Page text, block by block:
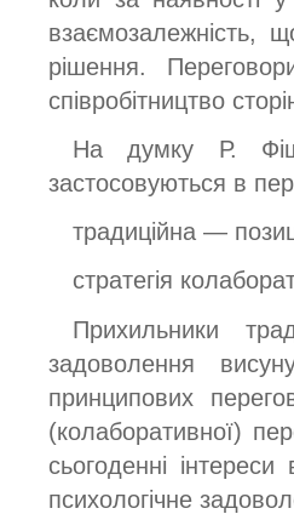
взаємозалежність,
рішення.
співробітництво
На думку Р.
застосовуються в
традиційна —
стратегія
Прихильники
задоволення
принципових
(колаборативної)
сьогоденні
психологічне